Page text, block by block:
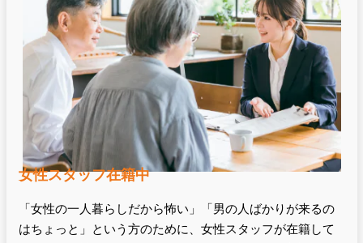
女性スタッフ在籍中
「女性の一人暮らしだから怖い」「男の人ばかりが来るの
はちょっと」という方のために、女性スタッフが在籍して